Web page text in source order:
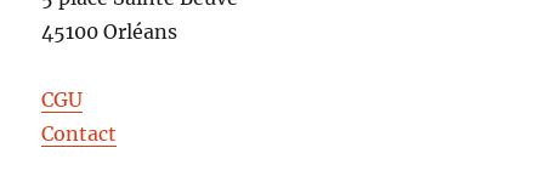
45100 Orléans
CGU
Contact